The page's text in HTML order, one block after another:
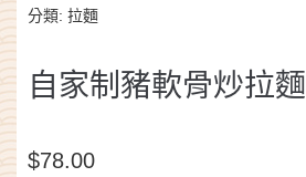
分類: 拉麵
自家制豬軟骨炒拉麵
$78.00